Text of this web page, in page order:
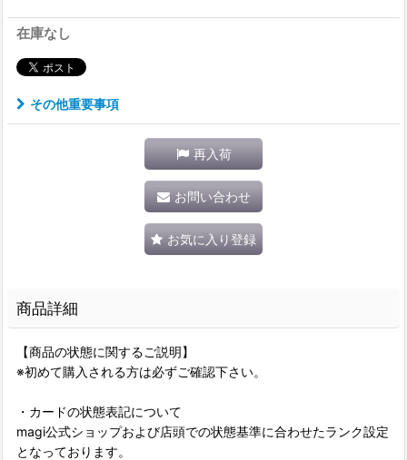
在庫なし
その他重要事項
再入荷
お問い合わせ
お気に入り登録
商品詳細
【商品の状態に関するご説明】
※初めて購入される方は必ずご確認下さい。
・カードの状態表記について
magi公式ショップおよび店頭での状態基準に合わせたランク設定
となっております。